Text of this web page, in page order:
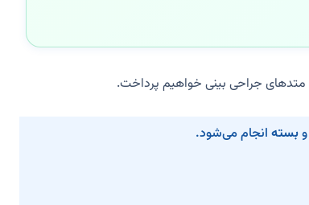
جراحی بینی خواهیم پرداخت.
بسته انجام می‌شود.